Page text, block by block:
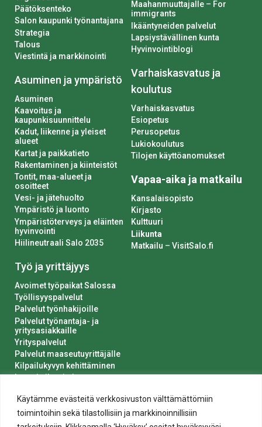
Käytämme evästeitä verkkosivuston välttämättömiin
toimintoihin sekä tilastollisiin ja markkinoinnillisiin
Päätöksenteko
Salon kaupunki työnantajana
Strategia
Talous
Viestintä ja markkinointi
Asuminen ja ympäristö
Asuminen
Kaavoitus ja
kaupunkisuunnittelu
Kadut, liikenne ja yleiset
alueet
Kartat ja paikkatieto
Rakentaminen ja kiinteistöt
Tontit, maa-alueet ja
osoitteet
Vesi- ja jätehuolto
Ympäristö ja luonto
Ympäristöterveys ja eläinten
hyvinvointi
Hiilineutraali Salo 2035
Työ ja yrittäjyys
Avoimet työpaikat Salossa
Työllisyyspalvelut
Palvelut työnhakijoille
Palvelut työnantaja- ja
yritysasiakkaille
Yrityspalvelut
Palvelut maaseutuyrittäjälle
Kilpailukyvyn kehittäminen
Luvat ja ilmoitukset
Maahanmuuttajalle – For
immigrants
Ikääntyneiden palvelut
Lapsiystävällinen kunta
Hyvinvointiblogi
Varhaiskasvatus ja
koulutus
Varhaiskasvatus
Esiopetus
Perusopetus
Lukiokoulutus
Tilojen käyttöanomukset
Vapaa-aika ja matkailu
Kansalaisopisto
Kirjasto
Kulttuuri
Liikunta
Matkailu – VisitSalo.fi